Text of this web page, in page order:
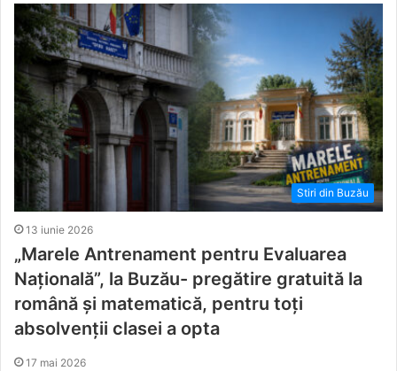
Stiri din Buzău
13 iunie 2026
„Marele Antrenament pentru Evaluarea
Națională”, la Buzău- pregătire gratuită la
română și matematică, pentru toți
absolvenții clasei a opta
17 mai 2026